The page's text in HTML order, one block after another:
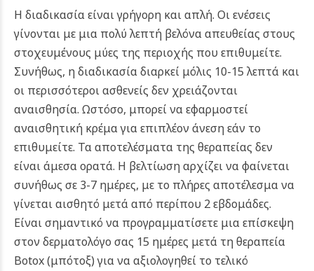
Η διαδικασία είναι γρήγορη και απλή. Οι ενέσεις
γίνονται με μια πολύ λεπτή βελόνα απευθείας στους
στοχευμένους μύες της περιοχής που επιθυμείτε.
Συνήθως, η διαδικασία διαρκεί μόλις 10-15 λεπτά και
οι περισσότεροι ασθενείς δεν χρειάζονται
αναισθησία. Ωστόσο, μπορεί να εφαρμοστεί
αναισθητική κρέμα για επιπλέον άνεση εάν το
επιθυμείτε. Τα αποτελέσματα της θεραπείας δεν
είναι άμεσα ορατά. Η βελτίωση αρχίζει να φαίνεται
συνήθως σε 3-7 ημέρες, με το πλήρες αποτέλεσμα να
γίνεται αισθητό μετά από περίπου 2 εβδομάδες.
Είναι σημαντικό να προγραμματίσετε μια επίσκεψη
στον δερματολόγο σας 15 ημέρες μετά τη θεραπεία
Botox (μπότοξ)για να αξιολογηθεί το τελικό